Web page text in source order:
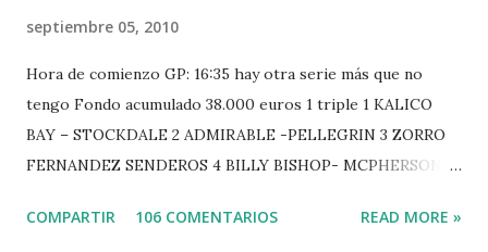
septiembre 05, 2010
Hora de comienzo GP: 16:35 hay otra serie más que no
tengo Fondo acumulado 38.000 euros 1 triple 1 KALICO
BAY – STOCKDALE 2 ADMIRABLE -PELLEGRIN 3 ZORRO
FERNANDEZ SENDEROS 4 BILLY BISHOP- MCPHERSON 5
-EPAILLARD 7 GIG AMAI M WHITAKER 8 SILVANA DU
COMPARTIR 106 COMENTARIOS READ MORE »